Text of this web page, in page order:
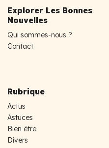
Explorer Les Bonnes
Nouvelles
Qui sommes-nous ?
Contact
Rubrique
Actus
Astuces
Bien être
Divers